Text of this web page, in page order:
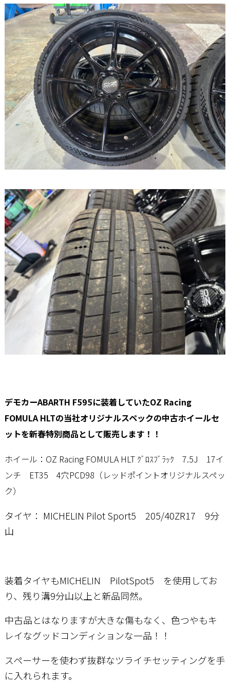
デモカーABARTH F595に装着していたOZ Racing
FOMULA HLTの当社オリジナルスペックの中古ホイールセ
ットを新春特別商品として販売します！！
ホイール：OZ Racing FOMULA HLT ｸﾞﾛｽﾌﾞﾗｯｸ 7.5J 17イ
ンチ ET35 4穴PCD98（レッドポイントオリジナルスペッ
ク）
タイヤ： MICHELIN Pilot Sport5 205/40ZR17 9分
山
装着タイヤもMICHELIN PilotSpot5 を使用してお
り、残り溝9分山以上と新品同然。
中古品とはなりますが大きな傷もなく、色つやもキ
レイなグッドコンディションな一品！！
スペーサーを使わず抜群なツライチセッティングを手
に入れられます。